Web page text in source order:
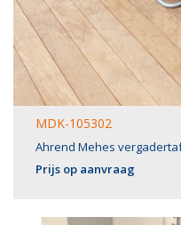
MDK-105302
Ahrend Mehes
Prijs op aanvraag